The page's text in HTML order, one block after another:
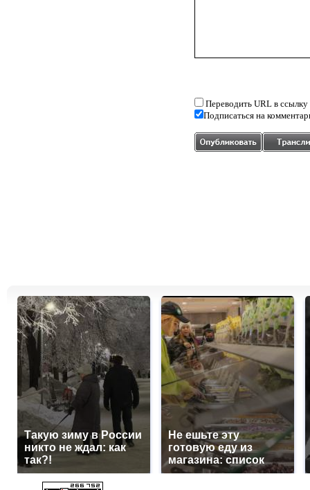
Переводить URL в ссылку
Подписаться на
Такую зиму в России
никто не ждал: как
так?!
Не ешьте эту
готовую еду из
магазина: список